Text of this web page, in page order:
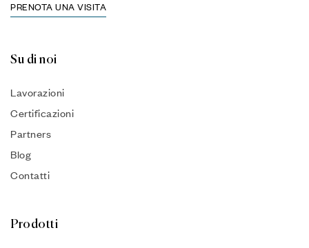
PRENOTA UNA VISITA
Su di noi
Lavorazioni
Certificazioni
Partners
Blog
Contatti
Prodotti